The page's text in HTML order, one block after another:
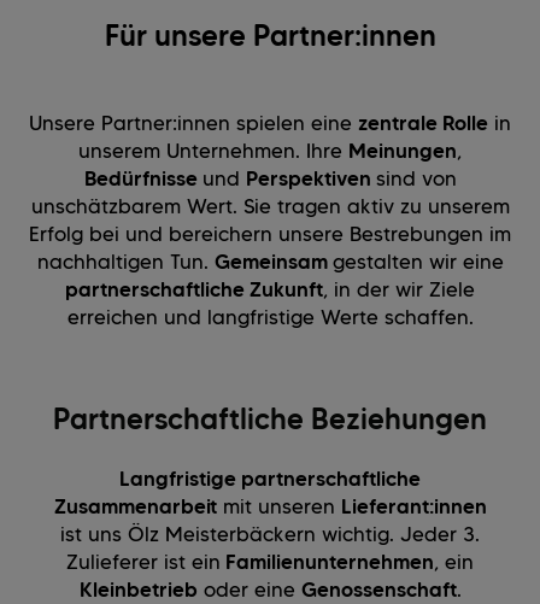
Für unsere Partner:innen
Unsere Partner:innen spielen eine zentrale Rolle in
unserem Unternehmen. Ihre Meinungen,
Bedürfnisse und Perspektiven sind von
unschätzbarem Wert. Sie tragen aktiv zu unserem
Erfolg bei und bereichern unsere Bestrebungen im
nachhaltigen Tun. Gemeinsam gestalten wir eine
partnerschaftliche Zukunft, in der wir Ziele
erreichen und langfristige Werte schaffen.
Partnerschaftliche Beziehungen
Langfristige partnerschaftliche
Zusammenarbeitmit unseren Lieferant:innen
ist uns Ölz Meisterbäckern wichtig. Jeder 3.
Zulieferer ist ein Familienunternehmen, ein
Kleinbetrieb ​ oder eine Genossenschaft.